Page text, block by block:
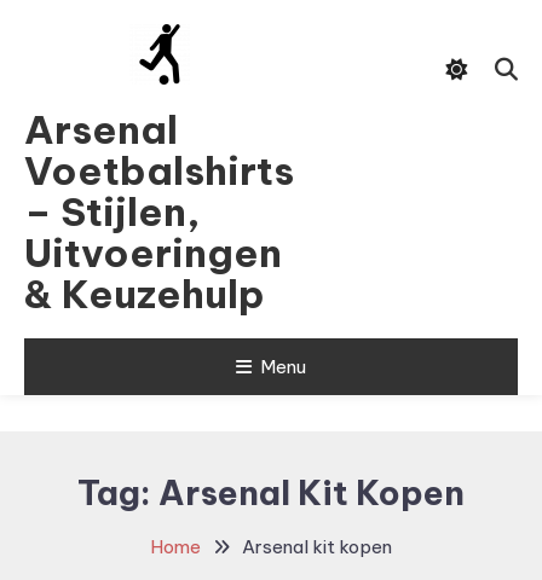
Arsenal
Voetbalshirts
– Stijlen,
Uitvoeringen
& Keuzehulp
Menu
Tag: Arsenal Kit Kopen
Home Arsenal kit kopen